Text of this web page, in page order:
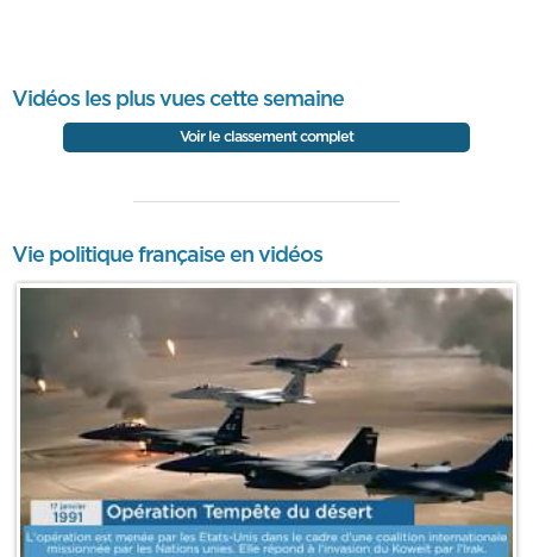
Vidéos les plus vues cette semaine
Voir le classement complet
Vie politique française en vidéos